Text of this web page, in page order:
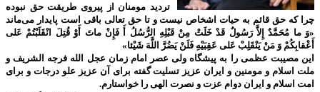
تردید مومنان از پیروی طریقت حق نبوده
چرا که حق قائم به حیات اشخاص نیست و تا حق تعالی باقی است پایدار می‌ماند
«وَ ما مُحَمَّدٌ إِلاَّ رَسُولٌ قَدْ خَلَتْ مِنْ قَبْلِهِ الرُّسُلُ أَ فَإِنْ ماتَ أَوْ قُتِلَ انْقَلَبْتُمْ عَلى‌
أَعْقابِكُمْ وَ مَنْ يَنْقَلِبْ عَلى‌ عَقِبَيْهِ فَلَنْ يَضُرَّ اللَّهَ شَيْئا»
این مصیبت عظمی را به پیشگاه ولی عصر امام زمان عجل الله فرجه الشریف و
ملت اسلام و مومنین و ایران عزیز تسلیت گفته برای آن عزیز علو درجات و برای
امت اسلام و ایران دوام عزت و نصرت الهی را خواستارم.